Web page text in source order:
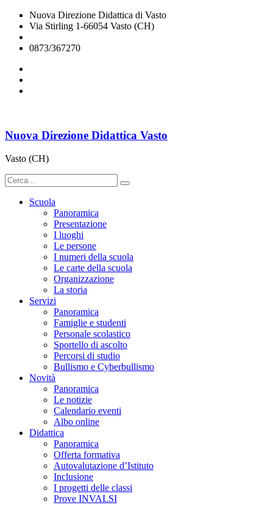
Nuova Direzione Didattica di Vasto
Via Stirling 1-66054 Vasto (CH)
0873/367270
Nuova Direzione Didattica Vasto
Vasto (CH)
Scuola
Panoramica
Presentazione
I luoghi
Le persone
I numeri della scuola
Le carte della scuola
Organizzazione
La storia
Servizi
Panoramica
Famiglie e studenti
Personale scolastico
Sportello di ascolto
Percorsi di studio
Bullismo e Cyberbullismo
Novità
Panoramica
Le notizie
Calendario eventi
Albo online
Didattica
Panoramica
Offerta formativa
Autovalutazione d’Istituto
Inclusione
I progetti delle classi
Prove INVALSI